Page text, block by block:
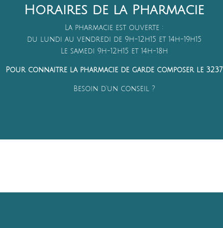
Horaires de la Pharmacie
La pharmacie est ouverte :
du lundi au vendredi de 9h-12h15 et 14h-19h15
Le samedi 9h-12h15 et 14h-18h
Pour connaitre la pharmacie de garde composer le 3237
Besoin d'un conseil ?